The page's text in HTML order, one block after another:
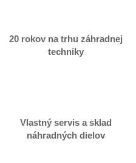
20 rokov na trhu záhradnej
techniky
Vlastný servis a sklad
náhradných dielov